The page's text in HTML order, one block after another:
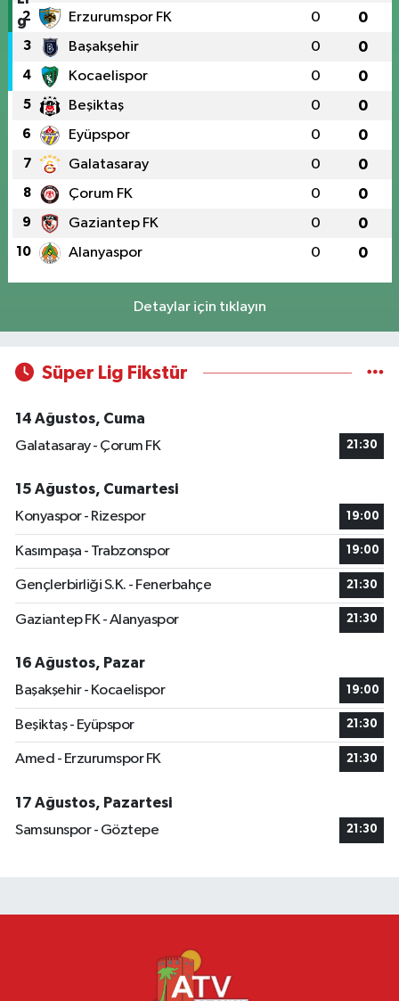
2 Erzurumspor FK 0 0
3 Başakşehir 0 0
4 Kocaelispor 0 0
5 Beşiktaş 0 0
6 Eyüpspor 0 0
7 Galatasaray 0 0
8 Çorum FK 0 0
9 Gaziantep FK 0 0
10 Alanyaspor 0 0
Detaylar için tıklayın
Süper Lig Fikstür
14 Ağustos, Cuma
Galatasaray - Çorum FK
21:30
15 Ağustos, Cumartesi
Konyaspor - Rizespor
19:00
Kasımpaşa - Trabzonspor 19:00
Gençlerbirliği S.K. - Fenerbahçe 21:30
Gaziantep FK - Alanyaspor 21:30
16 Ağustos, Pazar
Başakşehir - Kocaelispor
19:00
Beşiktaş - Eyüpspor 21:30
Amed - Erzurumspor FK 21:30
17 Ağustos, Pazartesi
Samsunspor - Göztepe
21:30